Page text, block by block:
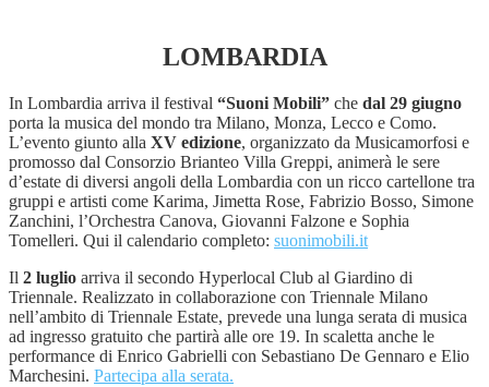
LOMBARDIA
In Lombardia arriva il festival “Suoni Mobili” che dal 29 giugno
porta la musica del mondo tra Milano, Monza, Lecco e Como.
L’evento giunto alla XV edizione, organizzato da Musicamorfosi e
promosso dal Consorzio Brianteo Villa Greppi, animerà le sere
d’estate di diversi angoli della Lombardia con un ricco cartellone tra
gruppi e artisti come Karima, Jimetta Rose, Fabrizio Bosso, Simone
Zanchini, l’Orchestra Canova, Giovanni Falzone e Sophia
Tomelleri. Qui il calendario completo: suonimobili.it
Il 2 luglio arriva il secondo Hyperlocal Club al Giardino di
Triennale. Realizzato in collaborazione con Triennale Milano
nell’ambito di Triennale Estate, prevede una lunga serata di musica
ad ingresso gratuito che partirà alle ore 19. In scaletta anche le
performance di Enrico Gabrielli con Sebastiano De Gennaro e Elio
Marchesini. Partecipa alla serata.